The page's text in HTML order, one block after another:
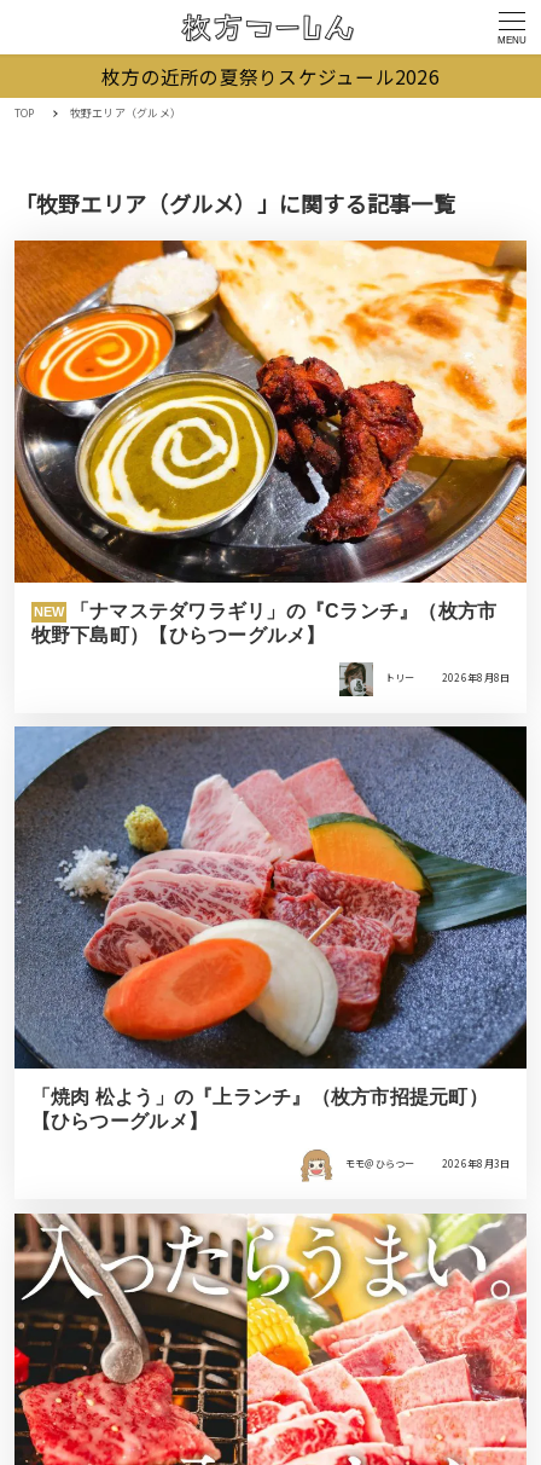
MENU
枚方の近所の夏祭りスケジュール2026
TOP 牧野エリア（グルメ）
「牧野エリア（グルメ）」に関する記事一覧
NEW
「ナマステダワラギリ」の『Cランチ』（枚方市
牧野下島町）【ひらつーグルメ】
トリー 2026年8月8日
「焼肉 松よう」の『上ランチ』（枚方市招提元町）
【ひらつーグルメ】
モモ＠ひらつー 2026年8月3日